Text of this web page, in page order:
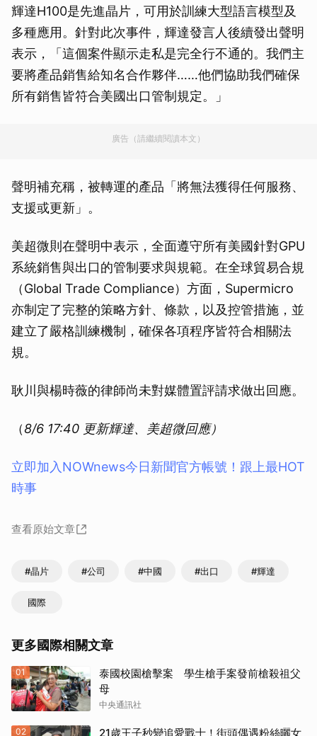
輝達H100是先進晶片，可用於訓練大型語言模型及
多種應用。針對此次事件，輝達發言人後續發出聲明
表示，「這個案件顯示走私是完全行不通的。我們主
要將產品銷售給知名合作夥伴……他們協助我們確保
所有銷售皆符合美國出口管制規定。」
廣告（請繼續閱讀本文）
聲明補充稱，被轉運的產品「將無法獲得任何服務、
支援或更新」。
美超微則在聲明中表示，全面遵守所有美國針對GPU
系統銷售與出口的管制要求與規範。在全球貿易合規
（Global Trade Compliance）方面，Supermicro
亦制定了完整的策略方針、條款，以及控管措施，並
建立了嚴格訓練機制，確保各項程序皆符合相關法
規。
耿川與楊時薇的律師尚未對媒體置評請求做出回應。
（8/6 17:40 更新輝達、美超微回應）
立即加入NOWnews今⽇新聞官⽅帳號！跟上最HOT
時事
查看原始文章
#晶片 #公司 #中國 #出口 #輝達
國際
更多國際相關文章
01
泰國校園槍擊案 學生槍手案發前槍殺祖父
母
中央通訊社
02 21歲王子秒變追愛戰士！街頭偶遇粉絲曬女